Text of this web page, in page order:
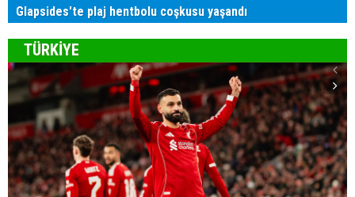
Glapsides'te plaj hentbolu coşkusu yaşandı
TÜRKİYE